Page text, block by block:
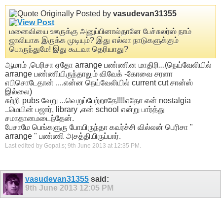
Originally Posted by vasudevan31355
மனைவியை ஊருக்கு அனுப்பினால்தானே பேச்சுலர்ஸ் நாம்
ஜாலியாக இருக்க முடியும்? இது எல்லா நாடுகளுக்கும்
பொருந்துமே! இது கூடவா தெரியாது?
ஆமாம் ,பெரிசா ஏதோ arrange பண்ணின மாதிரி...(நெய்வேலியில்
arrange பண்ணியிருந்தாலும் விவேக் -கோவை சரளா
எபிசொடேதான் ....என்ன நெய்வேலியில் current cut சான்ஸ்
இல்லை)
சுற்றி pubs வேறு ...வெறுப்பேற்றாதே!!!!எதோ என் nostalgia
..மெயின் பஜார், library ,என் school என்று பார்த்து
சமாதானமடைந்தேன்.
பேசாமே பெங்களுரு போயிருந்தா கவர்ச்சி வில்லன் பெரிசா "
arrange " பண்ணி அசத்தியிருப்பார்.
Last edited by Gopal.s; 9th June 2013 at 12:35 PM .
vasudevan31355 said:
9th June 2013 12:05 PM